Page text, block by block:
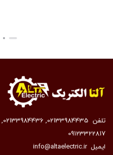
تلفن 02133984435
,
02133984436
,
09123322817
ایمیلinfo@altaelectric.ir